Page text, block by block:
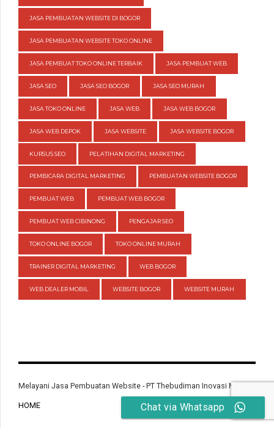
JASA PEMBUATAN WEBSITE DI BOGOR
JASA PEMBUATAN WEBSITE TOKO ONLINE
JASA PEMBUAT TOKO ONLINE TERBAIK JASA PEMBUAT WEB
JASA SEO JASA SEO BOGOR JASA SEO MURAH
JASA TOKO ONLINE JASA WEB JASA WEB BOGOR
JASA WEB DEPOK JASA WEBSITE JASA WEBSITE BOGOR
KURSUS SEO PELATIHAN DIGITAL MARKETING
PEMBICARA DIGITAL MARKETING PEMBUATAN WEBSITE BOGOR
PEMBUAT WEB PEMBUAT WEB BOGOR
PEMBUAT WEB CIBINONG PENGAJAR SEO
TOKO ONLINE BOGOR TOKO ONLINE MURAH
TRAINER DIGITAL MARKETING WEB BOGOR
WEB DEALER MOBIL WEBSITE BOGOR WEBSITE MURAH
Melayani Jasa Pembuatan Website - PT Thebudiman Inovasi Mandiri
HOME Chat via Whatsapp